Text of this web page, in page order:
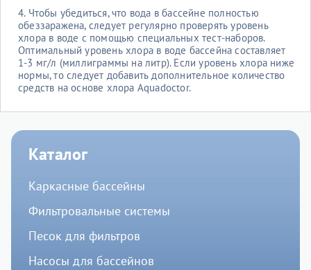
4. Чтобы убедиться, что вода в бассейне полностью
обеззаражена, следует регулярно проверять уровень
хлора в воде с помощью специальных тест-наборов.
Оптимальный уровень хлора в воде бассейна составляет
1-3 мг/л (миллиграммы на литр). Если уровень хлора ниже
нормы, то следует добавить дополнительное количество
средств на основе хлора Aquadoctor.
Каталог
Каркасные бассейны
Фильтровальные системы
Песок для фильтров
Насосы для бассейнов